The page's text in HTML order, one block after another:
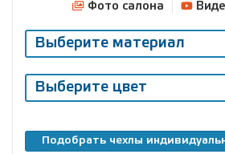
Фото салона
Выберите материал
Выберите цвет
Подобрать чехлы